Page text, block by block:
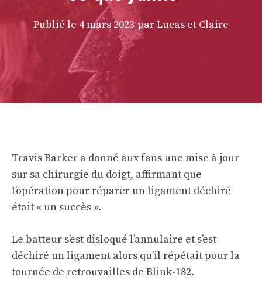
Publié le 4 mars 2023 par Lucas et Claire
Travis Barker a donné aux fans une mise à jour
sur sa chirurgie du doigt, affirmant que
l’opération pour réparer un ligament déchiré
était « un succès ».
Le batteur s’est disloqué l’annulaire et s’est
déchiré un ligament alors qu’il répétait pour la
tournée de retrouvailles de Blink-182.